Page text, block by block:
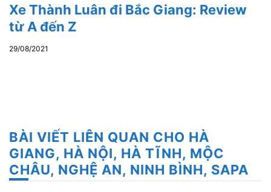
Xe Thành Luân đi Bắc Giang: Review
từ A đến Z
29/08/2021
BÀI VIẾT LIÊN QUAN CHO HÀ
GIANG, HÀ NỘI, HÀ TĨNH, MỘC
CHÂU, NGHỆ AN, NINH BÌNH, SAPA